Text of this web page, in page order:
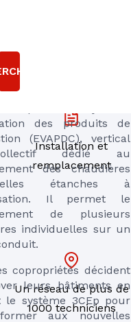
dans les bâtiments
en rénovation. Le
des produits de
(EVAPDC), vertical
dédié au
des chaudières
étanches à
Il permet le
de plusieurs
individuelles sur un
copropriétés décident
leurs bâtiments en
le système 3CEp pour
aux nouvelles
Installation et
remplacement
Un réseau de plus de
1000 techniciens